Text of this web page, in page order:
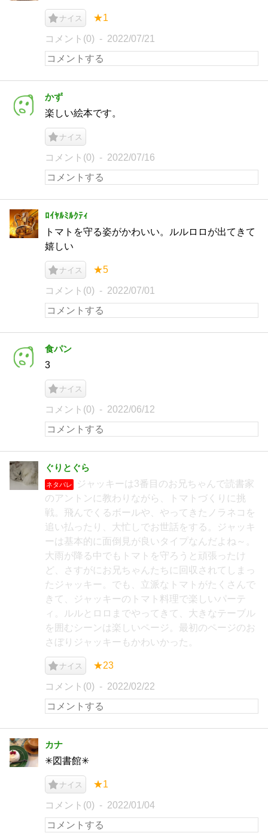
ナイス ★1
コメント(0) 2022/07/21
かず
楽しい絵本です。
ナイス
コメント(0) 2022/07/16
ﾛｲﾔﾙﾐﾙｸﾃｨ
トマトを守る姿がかわいい。ルルロロが出てきて
嬉しい
ナイス ★5
コメント(0) 2022/07/01
食パン
3
ナイス
コメント(0) 2022/06/12
ぐりとぐら
ネタバレ
ジャッキーは3番目のお兄ちゃんで読書家
のアントンに教わりながら、トマトづくりに挑
戦。飛んでくるボールや、やってきたノラネコを
追い払ったり、大忙しでお世話をする。ジャッキ
ーは基本的に面倒見が良いタイプなんだよね～。
大雨が降る中でもトマトを守ろうと頑張ったけ
ど、さすがにお兄ちゃんたちに回収されてしまっ
たジャッキー。でも、立派なトマトがたくさんで
きて、ジャッキーのトマト料理で楽しいパーテ
ィ。ルルとロロまでやってきて、大きなテーブル
を囲むシーンは楽しいページ。最初のページのお
さぼりジャッキーもかわいかった。
ナイス ★23
コメント(0) 2022/02/22
カナ
✳︎図書館✳︎
ナイス ★1
コメント(0) 2022/01/04